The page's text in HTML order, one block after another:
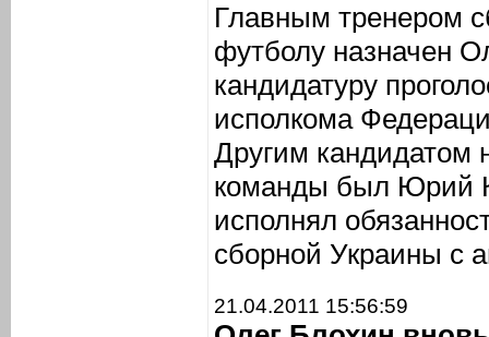
Главным тренером
футболу назначен
кандидатуру
исполкома
Другим кандидатом
команды был Юрий
исполнял
сборной Украины с
21.04.2011 15:56:59